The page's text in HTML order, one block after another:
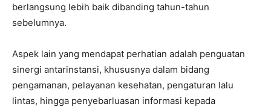
berlangsung lebih baik dibanding tahun-tahun
sebelumnya.
Aspek lain yang mendapat perhatian adalah penguatan
sinergi antarinstansi, khususnya dalam bidang
pengamanan, pelayanan kesehatan, pengaturan lalu
lintas, hingga penyebarluasan informasi kepada